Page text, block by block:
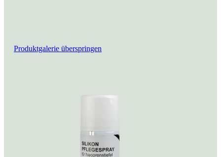
Produktgalerie überspringen